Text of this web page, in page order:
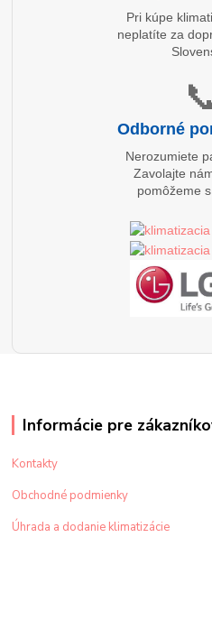
Pri kúpe
neplatíte za
Odborné
Nerozumiete
Zavolajte
pomôžeme
Informácie pre
Kontakty
Obchodné podmienky
Úhrada a dodanie klimatizácie